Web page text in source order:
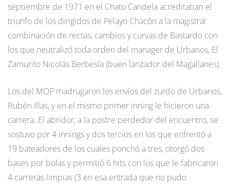
septiembre de 1971 en el Chato Candela acreditaban el
triunfo de los dirigidos de Pelayo Chacón a la magistral
combinación de rectas, cambios y curvas de Bastardo con
los que neutralizó toda orden del manager de Urbanos, El
Zamurito Nicolás Berbesía (buen lanzador del Magallanes).
Los del MOP madrugaron los envíos del zurdo de Urbanos,
Rubén Illas, y en el mismo primer inning le hicieron una
carrera. El abridor, a la postre perdedor del encuentro, se
sostuvo por 4 innings y dos tercios en los que enfrentó a
19 bateadores de los cuales ponchó a tres, otorgó dos
bases por bolas y permitió 6 hits con los que le fabricaron
4 carreras limpias (3 en esa entrada que no pudo